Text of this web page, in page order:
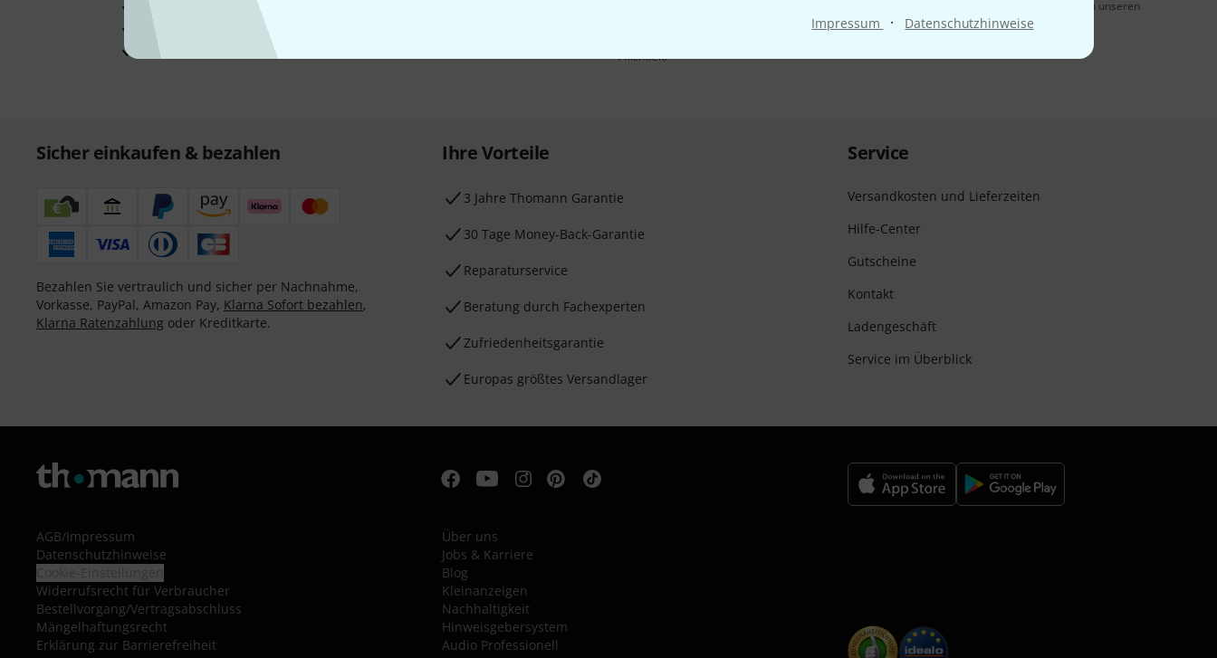
Impressum · Datenschutzhinweise
Inspirierende Beiträge
Nutzungsverhaltens zu. Die Abmeldung ist jederzeit möglich. Weitere Informationen finden Sie in unseren
* Pflichtfeld
Sicher einkaufen & bezahlen
Bezahlen Sie vertraulich und sicher per Nachnahme,
Vorkasse, PayPal, Amazon Pay, Klarna Sofort bezahlen,
Klarna Ratenzahlung oder Kreditkarte.
Ihre Vorteile
3 Jahre Thomann Garantie
30 Tage Money-Back-Garantie
Reparaturservice
Beratung durch Fachexperten
Zufriedenheitsgarantie
Europas größtes Versandlager
Service
Versandkosten und Lieferzeiten
Hilfe-Center
Gutscheine
Kontakt
Ladengeschäft
Service im Überblick
AGB/Impressum
Datenschutzhinweise
Widerrufsrecht für Verbraucher
Bestellvorgang/Vertragsabschluss
Mängelhaftungsrecht
Erklärung zur Barrierefreiheit
Über uns
Jobs & Karriere
Blog
Kleinanzeigen
Nachhaltigkeit
Hinweisgebersystem
Audio Professionell